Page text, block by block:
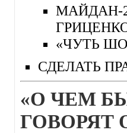
«ЧУТЬ
СДЕЛАТЬ
«О ЧЕМ
ГОВОРЯТ